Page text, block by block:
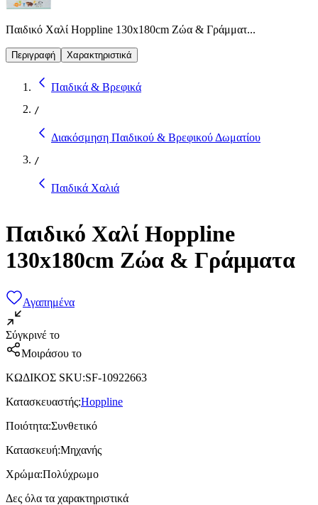
Παιδικό Χαλί Hoppline 130x180cm Ζώα & Γράμματ...
Περιγραφή Χαρακτηριστικά
Παιδικά & Βρεφικά
/
Διακόσμηση Παιδικού & Βρεφικού Δωματίου
/
Παιδικά Χαλιά
Παιδικό Χαλί Hoppline
130x180cm Ζώα & Γράμματα
Αγαπημένα
Σύγκρινέ το
Μοιράσου το
ΚΩΔΙΚΟΣ SKU:SF-10922663
Κατασκευαστής:Hoppline
Ποιότητα:Συνθετικό
Κατασκευή:Μηχανής
Χρώμα:Πολύχρωμο
Δες όλα τα χαρακτηριστικά